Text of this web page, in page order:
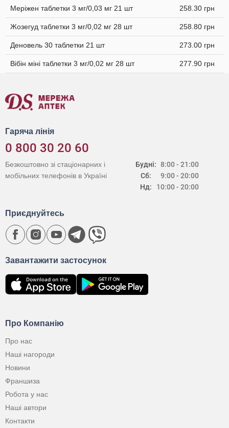
Меріжен таблетки 3 мг/0,03 мг 21 шт 258.30 грн
Жозегуд таблетки 3 мг/0,02 мг 28 шт 258.80 грн
Деновель 30 таблетки 21 шт 273.00 грн
Вібін міні таблетки 3 мг/0,02 мг 28 шт 277.90 грн
Гаряча лінія
0 800 30 20 60
Будні:
Сб:
Нд:
8:00 - 21:00
9:00 - 20:00
10:00 - 20:00
Безкоштовно зі стаціонарних і
мобільних телефонів в Україні
Про Компанію
Про нас
Наші нагороди
Новини
Франшиза
Робота у нас
Наші автори
Контакти
Завантажити застосунок
Приєднуйтесь